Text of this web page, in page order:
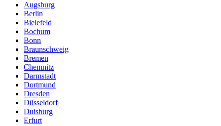
Augsburg
Berlin
Bielefeld
Bochum
Bonn
Braunschweig
Bremen
Chemnitz
Darmstadt
Dortmund
Dresden
Düsseldorf
Duisburg
Erfurt